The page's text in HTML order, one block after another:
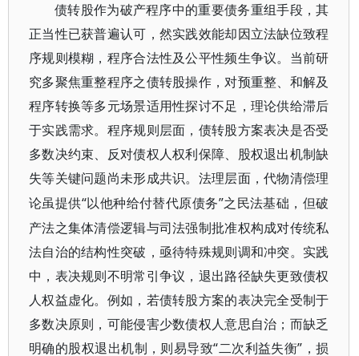
债转股作为破产程序中的重要债务重组手段，其
正当性已获普遍认可，然实践效能却因立法缺位致程
序规则模糊，程序合法性及公平性频生争议。当前研
究多聚焦重整程序之债转股操作，对预重整、和解及
程序转换等多元场景适用性探讨不足，理论供给滞后
于实践需求。程序规则层面，债转股方案表决是否受
多数决约束、反对债权人权利保障、股权退出机制缺
失等关键问题尚未形成共识。法理层面，代物清偿理
论虽提供“以他种给付替代原债务”之民法基础，但破
产法之集体清偿逻辑与司法强制批准权构成对传统私
法自治的结构性突破，亟待特殊规则调和冲突。实践
中，表决规则不明常引争议，退出路径缺失更致债权
人权益虚化。例如，若债转股方案的表决完全受制于
多数决原则，可能侵害少数债权人意思自治；而缺乏
明确的股权退出机制，则易导致“二次利益失衡”，损